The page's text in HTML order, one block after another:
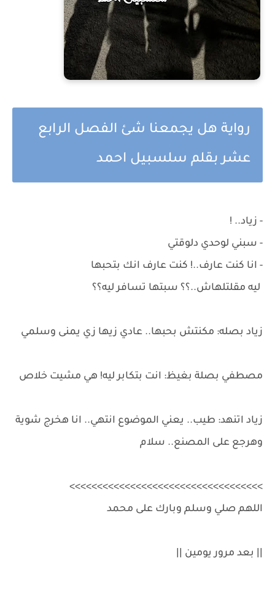
رواية هل يجمعنا شئ الفصل الرابع
عشر بقلم سلسبيل احمد
- زياد.. !
- سبني لوحدي دلوقتي
- انا كنت عارف..! كنت عارف انك بتحبها
ليه مقلتلهاش..؟؟ سبتها تسافر ليه؟؟
زياد بصله: مكنتش بحبها.. عادي زيها زي يمنى وسلمي
مصطفي بصلة بغيظ: انت بتكابر ليه! هي مشيت خلاص
زياد اتنهد: طيب.. يعني الموضوع انتهي.. انا هخرج شوية
وهرجع على المصنع.. سلام
>>>>>>>>>>>>>>>>>>>>>>>>>>>>>>>>>>>
اللهم صلي وسلم وبارك على محمد
|| بعد مرور يومين ||